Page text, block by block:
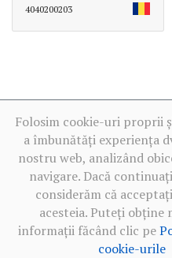
4040200203
Folosim cookie-uri proprii
a îmbunătăți experiența
nostru web, analizând
navigare. Dacă
considerăm că
acesteia. Puteți obține
informații făcând clic pe
cookie-urile